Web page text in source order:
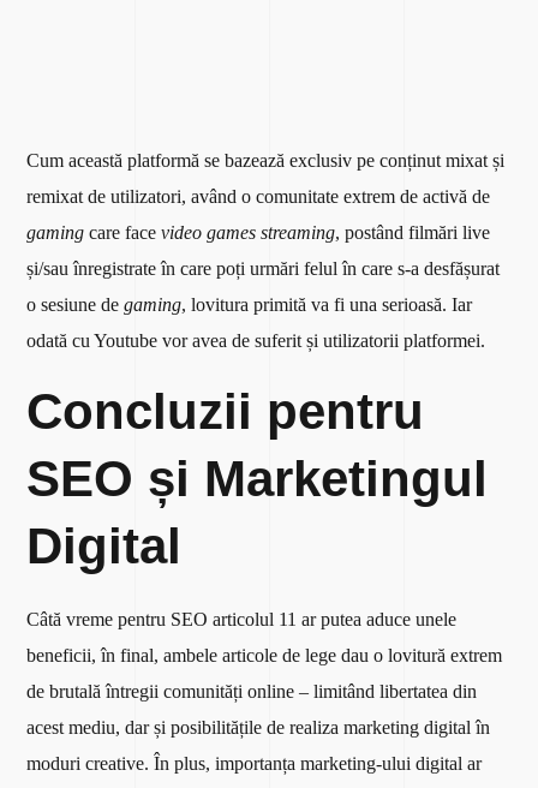
Cum această platformă se bazează exclusiv pe conținut mixat și
remixat de utilizatori, având o comunitate extrem de activă de
gaming care facevideo games streaming, postând filmări live
și/sau înregistrate în care poți urmări felul în care s-a desfășurat
o sesiune degaming, lovitura primită va fi una serioasă. Iar
odată cu Youtube vor avea de suferit și utilizatorii platformei.
Concluzii pentru
SEO și Marketingul
Digital
Câtă vreme pentru SEO articolul 11 ar putea aduce unele
beneficii, în final, ambele articole de lege dau o lovitură extrem
de brutală întregii comunități online – limitând libertatea din
acest mediu, dar și posibilitățile de realiza marketing digital în
moduri creative. În plus, importanța marketing-ului digital ar